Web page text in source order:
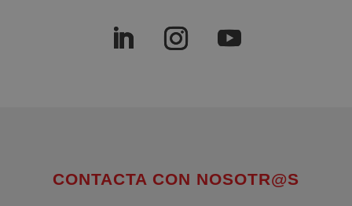
CONTACTA CON NOSOTR@S